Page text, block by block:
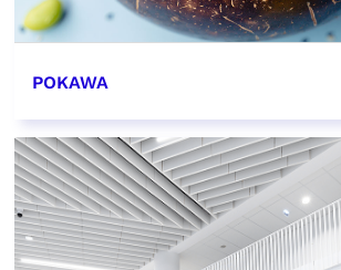
POKAWA
EN SAVOIR PLUS